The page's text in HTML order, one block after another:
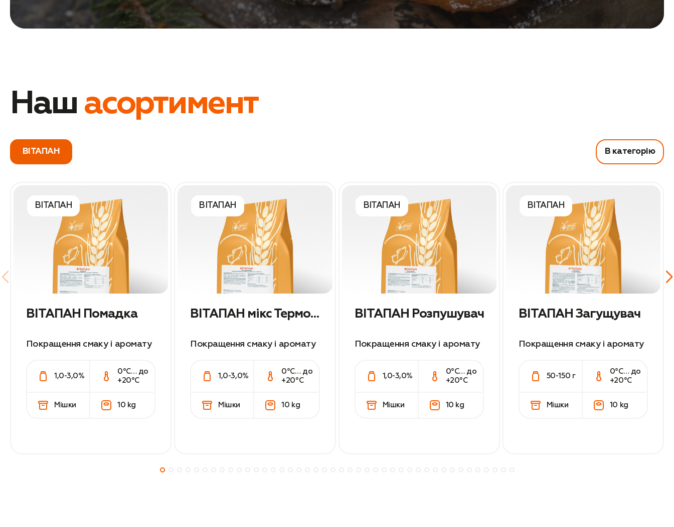
Наш асортимент
ВІТАПАН В категорію
ВІТАПАН
ВІТАПАН Помадка
Покращення смаку і аромату
1,0-3,0%
0°С… до
+20°С
Мішки 10 kg
ВІТАПАН
ВІТАПАН мікс Термопудра
Покращення смаку і аромату
1,0-3,0%
0°С… до
+20°С
Мішки 10 kg
ВІТАПАН
ВІТАПАН Розпушувач
Покращення смаку і аромату
1,0-3,0%
0°С… до
+20°С
Мішки 10 kg
ВІТАПАН
ВІТАПАН Загущувач
Покращення смаку і аромату
50-150 г
0°С… до
+20°С
Мішки 10 kg
модерації менеджера